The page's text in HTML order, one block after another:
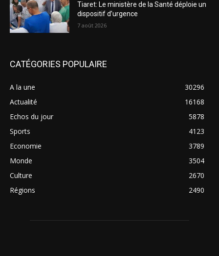
Tiaret: Le ministère de la Santé déploie un
dispositif d’urgence
7 août 2026
CATÉGORIES POPULAIRE
A la une
30296
Actualité
16168
Echos du jour
5878
Sports
4123
Economie
3789
Monde
3504
Culture
2670
Régions
2490